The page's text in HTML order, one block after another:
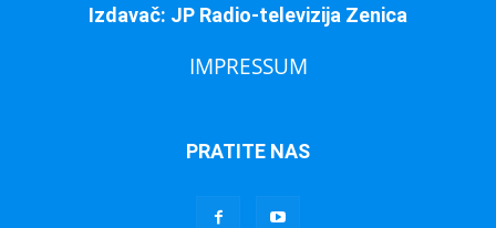
Izdavač: JP Radio-televizija Zenica
IMPRESSUM
PRATITE NAS